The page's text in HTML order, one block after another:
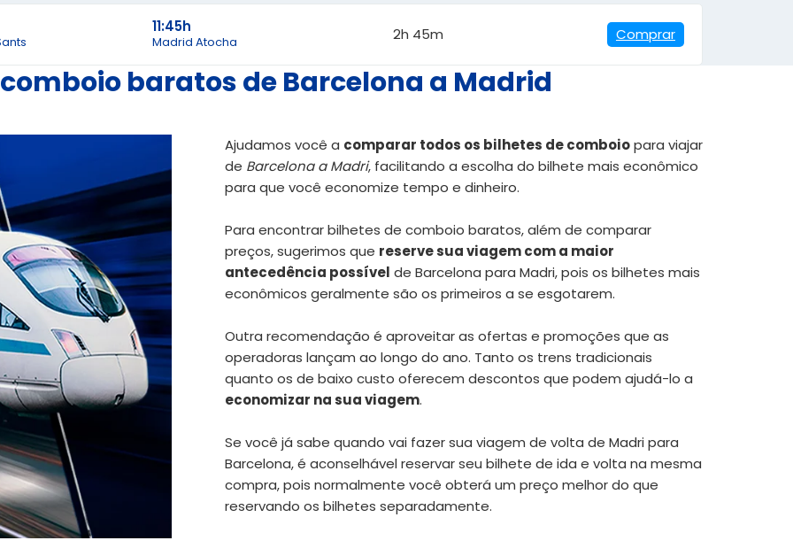
11:45h
Madrid Atocha 2h 45m Comprar
baratos de Barcelona a Madrid
Ajudamos você a comparar todos os bilhetes de comboiopara viajar
de Barcelona a Madri, facilitando a escolha do bilhete mais econômico
para que você economize tempo e dinheiro.
Para encontrarbilhetes de comboio baratos, além de comparar
preços, sugerimos que reserve sua viagem com a maior
antecedência possível de Barcelona para Madri, pois os bilhetes mais
econômicos geralmente são os primeiros a se esgotarem.
Outra recomendação é aproveitar as ofertas e promoções que as
operadoras lançam ao longo do ano. Tanto os trens tradicionais
quanto os de baixo custo oferecem descontos que podem ajudá-lo a
economizar na sua viagem.
Se você já sabe quando vai fazer sua viagem de volta de Madri para
Barcelona, é aconselhável reservar seu bilhete de ida e volta na mesma
compra, pois normalmente você obterá um preço melhor do que
reservando os bilhetes separadamente.